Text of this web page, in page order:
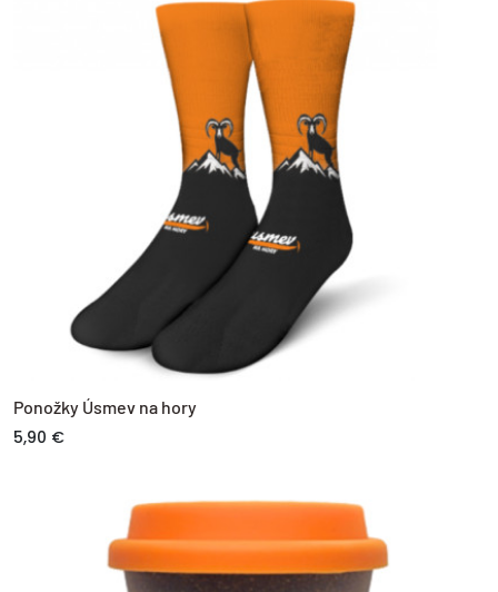
Ponožky Úsmev na hory
5,90 €